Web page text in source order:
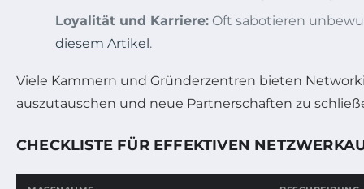
Loyalität und Karriere: Oft sabotieren
diesem Artikel.
Viele Kammern und Gründerzentren bieten
auszutauschen und neue Partnerschaften zu
CHECKLISTE FÜR EFFEKTIVEN